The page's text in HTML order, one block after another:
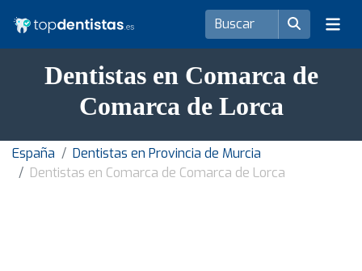
Dentistas en Comarca de
Comarca de Lorca
España
Dentistas en Provincia de Murcia
Dentistas en Comarca de Comarca de Lorca